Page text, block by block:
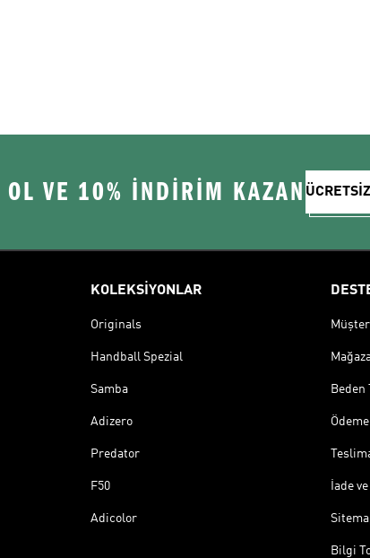
OL VE 10% İNDİRİM KAZAN
KOLEKSİYONLAR
Originals
Handball Spezial
Samba
Adizero
Predator
F50
Adicolor
Beden
Ödeme
İade
Bilgi